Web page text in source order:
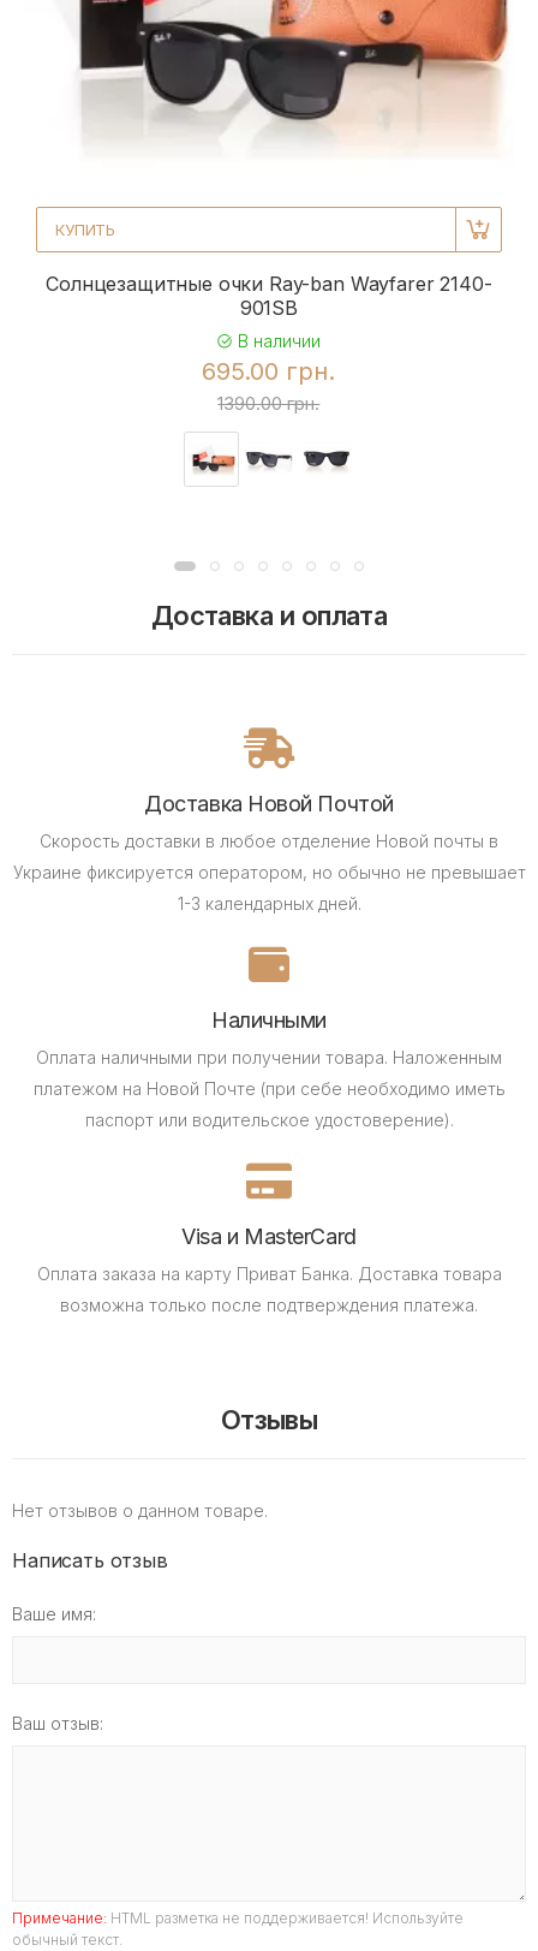
КУПИТЬ
Солнцезащитные очки Ray-ban Wayfarer 2140-
901SB
В наличии
695.00 грн.
1390.00 грн.
Доставка и оплата
Доставка Новой Почтой
Скорость доставки в любое отделение Новой почты в
Украине фиксируется оператором, но обычно не превышает
1-3 календарных дней.
Наличными
Оплата наличными при получении товара. Наложенным
платежом на Новой Почте (при себе необходимо иметь
паспорт или водительское удостоверение).
Visa и MasterCard
Оплата заказа на карту Приват Банка. Доставка товара
возможна только после подтверждения платежа.
Отзывы
Нет отзывов о данном товаре.
Написать отзыв
Ваше имя:
Ваш отзыв:
Примечание: HTML разметка не поддерживается! Используйте
обычный текст.